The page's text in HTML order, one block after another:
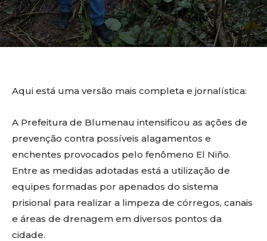
Aqui está uma versão mais completa e jornalística:
A Prefeitura de Blumenau intensificou as ações de
prevenção contra possíveis alagamentos e
enchentes provocados pelo fenômeno El Niño.
Entre as medidas adotadas está a utilização de
equipes formadas por apenados do sistema
prisional para realizar a limpeza de córregos, canais
e áreas de drenagem em diversos pontos da
cidade.